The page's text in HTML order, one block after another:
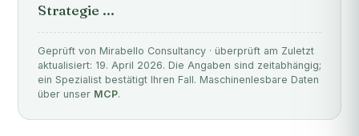
Strategie ...
Geprüft von Mirabello Consultancy · überprüft am Zuletzt
aktualisiert: 19. April 2026. Die Angaben sind zeitabhängig;
ein Spezialist bestätigt Ihren Fall. Maschinenlesbare Daten
über unser MCP.